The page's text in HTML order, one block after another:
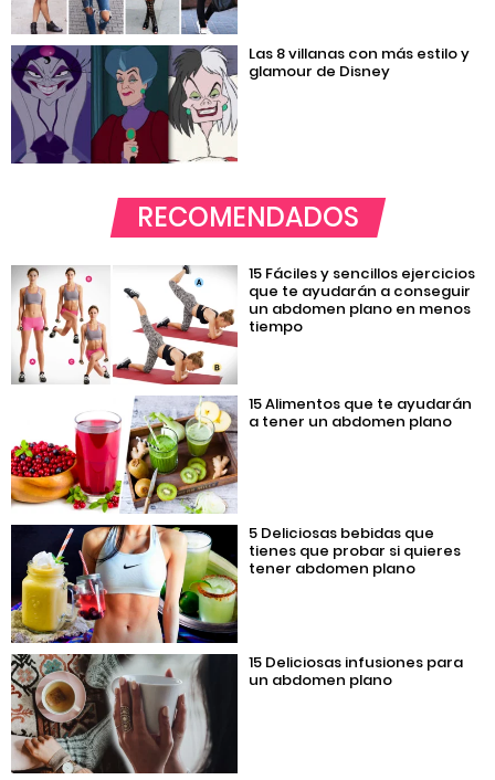
Las 8 villanas con más estilo y
glamour de Disney
RECOMENDADOS
15 Fáciles y sencillos ejercicios
que te ayudarán a conseguir
un abdomen plano en menos
tiempo
15 Alimentos que te ayudarán
a tener un abdomen plano
5 Deliciosas bebidas que
tienes que probar si quieres
tener abdomen plano
15 Deliciosas infusiones para
un abdomen plano